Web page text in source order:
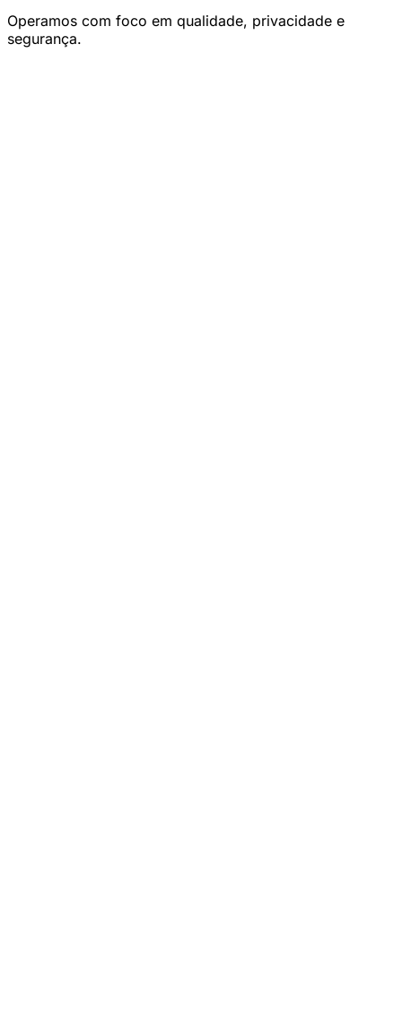
Operamos com foco em qualidade, privacidade e
segurança.